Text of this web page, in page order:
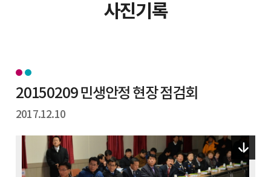
사진기록
20150209 민생안정 현장 점검회
2017.12.10